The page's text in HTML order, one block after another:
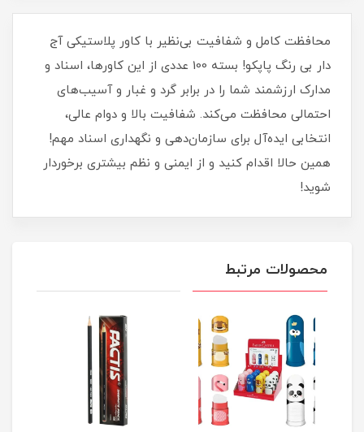
محافظت کامل و شفافیت بی‌نظیر با کاور پلاستیکی آج
دار بی رنگ پاپکو! بسته 100 عددی از این کاورها، اسناد و
مدارک ارزشمند شما را در برابر گرد و غبار و آسیب‌های
احتمالی محافظت می‌کند. شفافیت بالا و دوام عالی،
انتخابی ایده‌آل برای سازمان‌دهی و نگهداری اسناد مهم!
همین حالا اقدام کنید و از ایمنی و نظم بیشتری برخوردار
شوید!
محصولات مرتبط